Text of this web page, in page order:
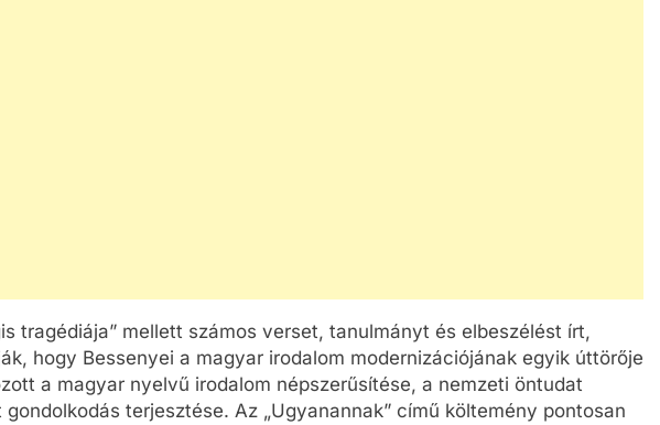
tragédiája” mellett számos verset, tanulmányt és elbeszélést írt,
hogy Bessenyei a magyar irodalom modernizációjának egyik úttörője
a magyar nyelvű irodalom népszerűsítése, a nemzeti öntudat
terjesztése. Az „Ugyanannak” című költemény pontosan